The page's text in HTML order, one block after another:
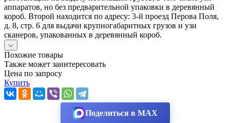
аппаратов, но без предварительной упаковки в деревянный
короб. Второй находится по адресу: 3-й проезд Перова Поля,
д. 8, стр. 6 для выдачи крупногабаритных грузов и узи
сканеров, упакованных в деревянный короб.
Похожие товары
Также может заинтересовать
Цена по запросу
Купить
Поделиться в MAX